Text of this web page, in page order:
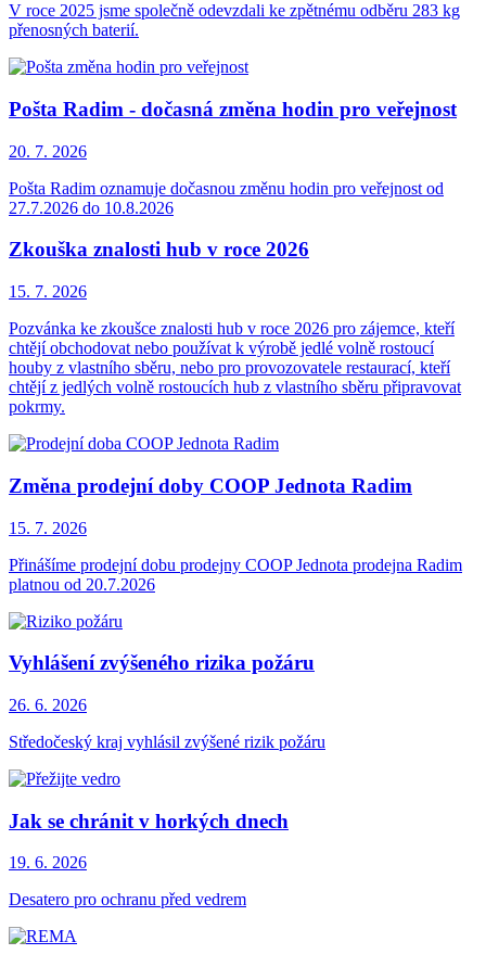
V roce 2025 jsme společně odevzdali ke zpětnému odběru 283 kg
přenosných baterií.
Pošta Radim - dočasná změna hodin pro veřejnost
20. 7. 2026
Pošta Radim oznamuje dočasnou změnu hodin pro veřejnost od
27.7.2026 do 10.8.2026
Zkouška znalosti hub v roce 2026
15. 7. 2026
Pozvánka ke zkoušce znalosti hub v roce 2026 pro zájemce, kteří
chtějí obchodovat nebo používat k výrobě jedlé volně rostoucí
houby z vlastního sběru, nebo pro provozovatele restaurací, kteří
chtějí z jedlých volně rostoucích hub z vlastního sběru připravovat
pokrmy.
Změna prodejní doby COOP Jednota Radim
15. 7. 2026
Přinášíme prodejní dobu prodejny COOP Jednota prodejna Radim
platnou od 20.7.2026
Vyhlášení zvýšeného rizika požáru
26. 6. 2026
Středočeský kraj vyhlásil zvýšené rizik požáru
Jak se chránit v horkých dnech
19. 6. 2026
Desatero pro ochranu před vedrem